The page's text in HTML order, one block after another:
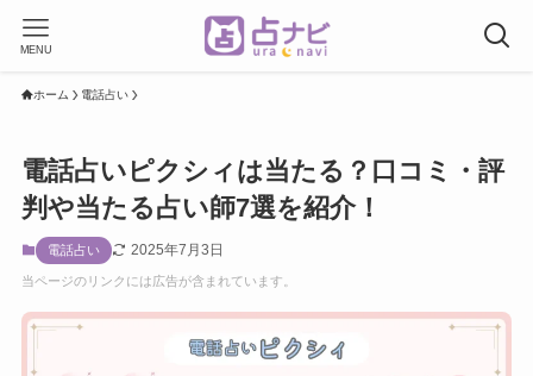
MENU
ホーム 電話占い
電話占いピクシィは当たる？口コミ・評
判や当たる占い師7選を紹介！
電話占い 2025年7月3日
当ページのリンクには広告が含まれています。